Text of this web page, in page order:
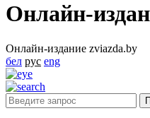
Онлайн-
Онлайн-издание zviazda.by
бел рус eng